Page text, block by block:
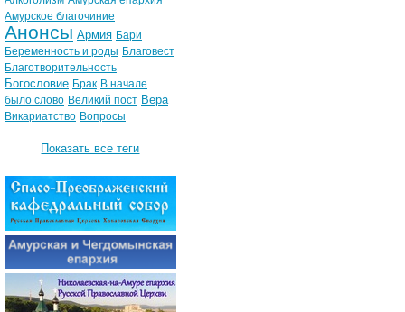
Амурское благочиние
Анонсы Армия Бари
Беременность и роды Благовест
Благотворительность
Богословие Брак В начале
было слово Великий пост Вера
Викариатство Вопросы
Показать все теги